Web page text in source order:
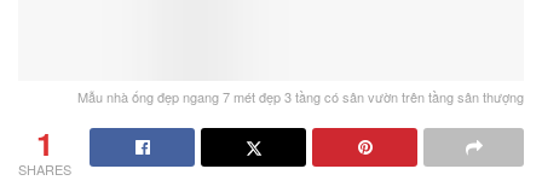
Mẫu nhà ống đẹp ngang 7 mét đẹp 3 tầng có sân vườn trên tầng sân thượng
1
SHARES